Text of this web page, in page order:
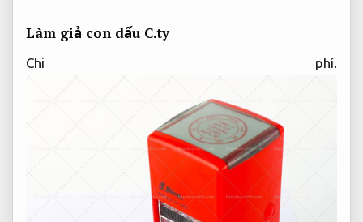
Làm giả con dấu C.ty
Chi phí.